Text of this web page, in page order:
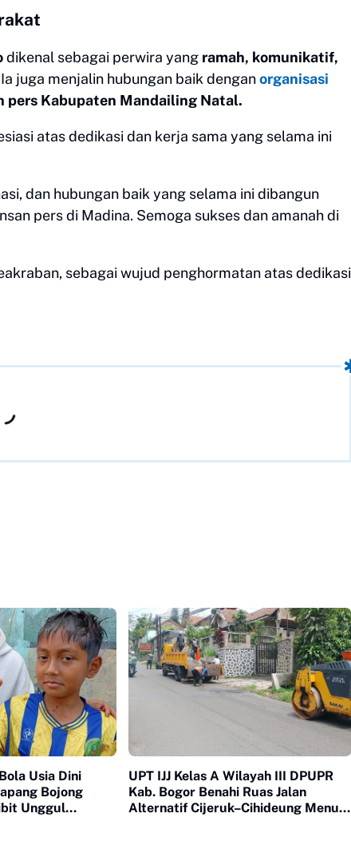
dikenal sebagai perwira yang ramah, komunikatif,
Ia juga menjalin hubungan baik denganorganisasi
pers Kabupaten Mandailing Natal.
atas dedikasi dan kerja sama yang selama ini
dan hubungan baik yang selama ini dibangun
pers di Madina. Semoga sukses dan amanah di
sebagai wujud penghormatan atas dedikasi
Usia Dini
Bojong
Unggul
UPT IJJ Kelas A Wilayah III DPUPR
Kab. Bogor Benahi Ruas Jalan
Alternatif Cijeruk–Cihideung Menuju